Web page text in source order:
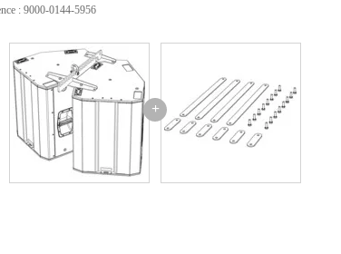
: 9000-0144-5956
+